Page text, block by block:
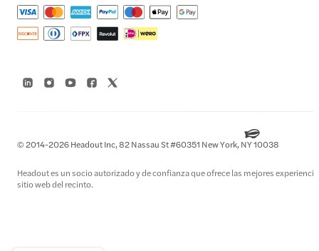
© 2014-2026 Headout Inc, 82 Nassau St #60351 New York, NY 10038
Headout es un socio autorizado y de confianza que ofrece las mejores
sitio web del recinto.